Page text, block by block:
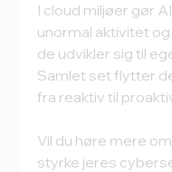
I cloud miljøer gør
unormal aktivitet
de udvikler sig til
Samlet set flytter
fra reaktiv til
Vil du høre mere
styrke jeres